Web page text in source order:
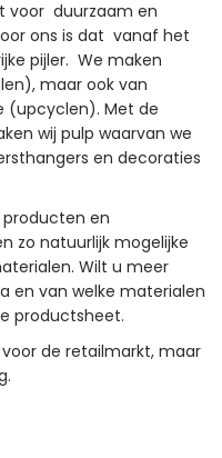
voor duurzaam en
ons is dat vanaf het
pijler. We maken
maar ook van
(upcyclen). Met de
wij pulp waarvan we
en decoraties
producten en
zo natuurlijk mogelijke
Wilt u meer
en van welke materialen
productsheet.
de retailmarkt, maar